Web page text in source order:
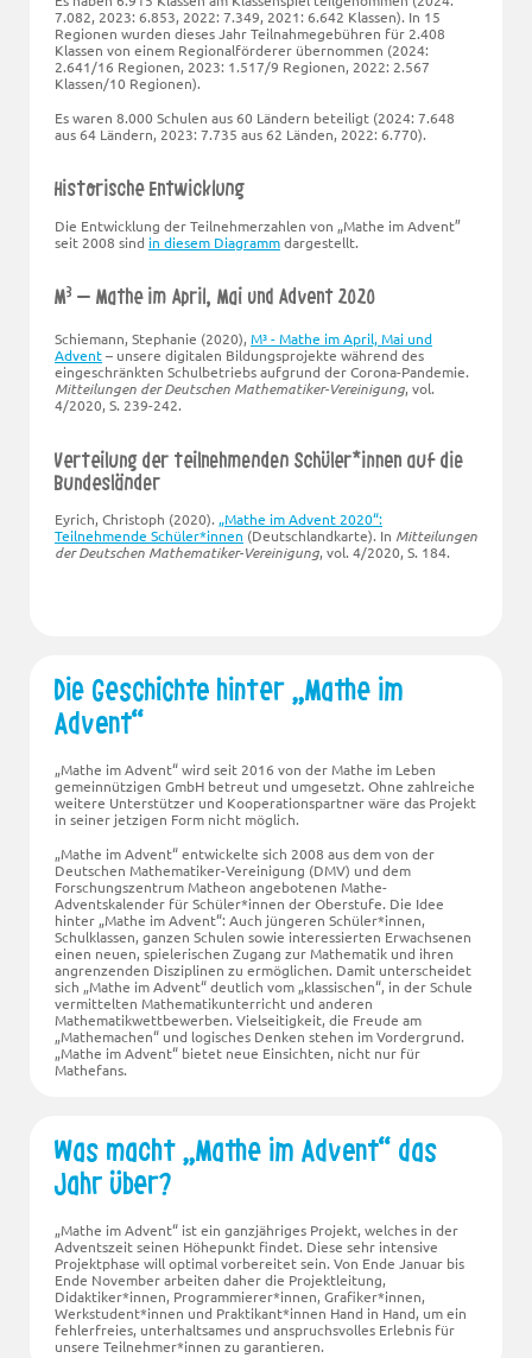
7.082, 2023: 6.853, 2022: 7.349, 2021: 6.642 Klassen). In 15
Regionen wurden dieses Jahr Teilnahmegebühren für 2.408
Klassen von einem Regionalförderer übernommen (2024:
2.641/16 Regionen, 2023: 1.517/9 Regionen, 2022: 2.567
Klassen/10 Regionen).
Es waren 8.000 Schulen aus 60 Ländern beteiligt (2024: 7.648
aus 64 Ländern, 2023: 7.735 aus 62 Länden, 2022: 6.770).
Historische Entwicklung
Die Entwicklung der Teilnehmerzahlen von „Mathe im Advent”
seit 2008 sind in diesem Diagrammdargestellt.
M3 – Mathe im April, Mai und Advent 2020
Schiemann, Stephanie (2020), M³ - Mathe im April, Mai und
Advent– unsere digitalen Bildungsprojekte während des
eingeschränkten Schulbetriebs aufgrund der Corona-Pandemie.
Mitteilungen der Deutschen Mathematiker-Vereinigung, vol.
4/2020, S. 239-242.
Verteilung der teilnehmenden Schüler*innen auf die
Bundesländer
Eyrich, Christoph (2020). „Mathe im Advent 2020“:
Teilnehmende Schüler*innen (Deutschlandkarte). In Mitteilungen
der Deutschen Mathematiker-Vereinigung, vol. 4/2020, S. 184.
Die Geschichte hinter „Mathe im
Advent“
„Mathe im Advent“ wird seit 2016 von der Mathe im Leben
gemeinnützigen GmbH betreut und umgesetzt. Ohne zahlreiche
weitere Unterstützer und Kooperationspartner wäre das Projekt
in seiner jetzigen Form nicht möglich.
„Mathe im Advent“ entwickelte sich 2008 aus dem von der
Deutschen Mathematiker-Vereinigung (DMV) und dem
Forschungszentrum Matheon angebotenen Mathe-
Adventskalender für Schüler*innen der Oberstufe. Die Idee
hinter „Mathe im Advent“: Auch jüngeren Schüler*innen,
Schulklassen, ganzen Schulen sowie interessierten Erwachsenen
einen neuen, spielerischen Zugang zur Mathematik und ihren
angrenzenden Disziplinen zu ermöglichen. Damit unterscheidet
sich „Mathe im Advent“ deutlich vom klassischen , in der Schule
vermittelten Mathematikunterricht und anderen
Mathematikwettbewerben. Vielseitigkeit, die Freude am
Mathemachen
und logisches Denken stehen im Vordergrund.
„Mathe im Advent“ bietet neue Einsichten, nicht nur für
Mathefans.
Was macht „Mathe im Advent“ das
Jahr über?
„Mathe im Advent“ ist ein ganzjähriges Projekt, welches in der
Adventszeit seinen Höhepunkt findet. Diese sehr intensive
Projektphase will optimal vorbereitet sein. Von Ende Januar bis
Ende November arbeiten daher die Projektleitung,
Didaktiker*innen, Programmierer*innen, Grafiker*innen,
Werkstudent*innen und Praktikant*innen Hand in Hand, um ein
fehlerfreies, unterhaltsames und anspruchsvolles Erlebnis für
unsere Teilnehmer*innen zu garantieren.